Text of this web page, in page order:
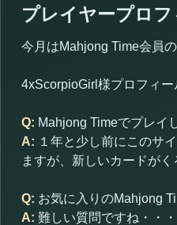
プレイヤープロ
今月はMahjong Time会員
4xScorpioGirl様プロフィー
Q: Mahjong Timeでプレイ
A: １年と少し前にこのサ
ますが、新しいカードが
Q: お気に入りのMahjong
A: 難しい質問ですね・・